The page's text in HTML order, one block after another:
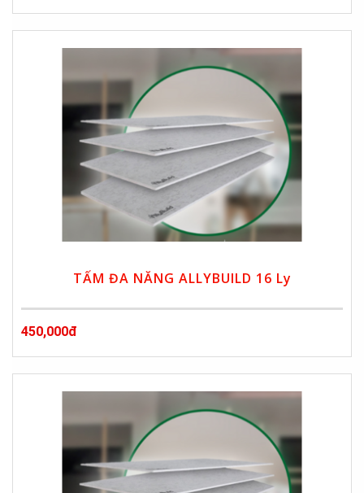
TẤM ĐA NĂNG ALLYBUILD 16 Ly
450,000đ